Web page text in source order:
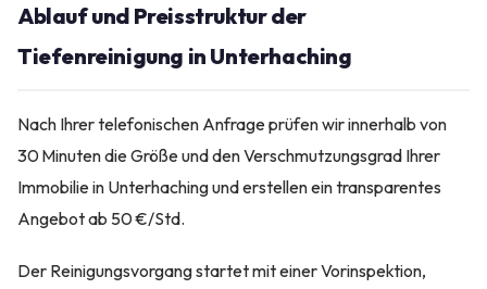
Ablauf und Preisstruktur der
Tiefenreinigung in Unterhaching
Nach Ihrer telefonischen Anfrage prüfen wir innerhalb von
30 Minuten die Größe und den Verschmutzungsgrad Ihrer
Immobilie in Unterhaching und erstellen ein transparentes
Angebot ab 50 €/Std.
Der Reinigungsvorgang startet mit einer Vorinspektion,